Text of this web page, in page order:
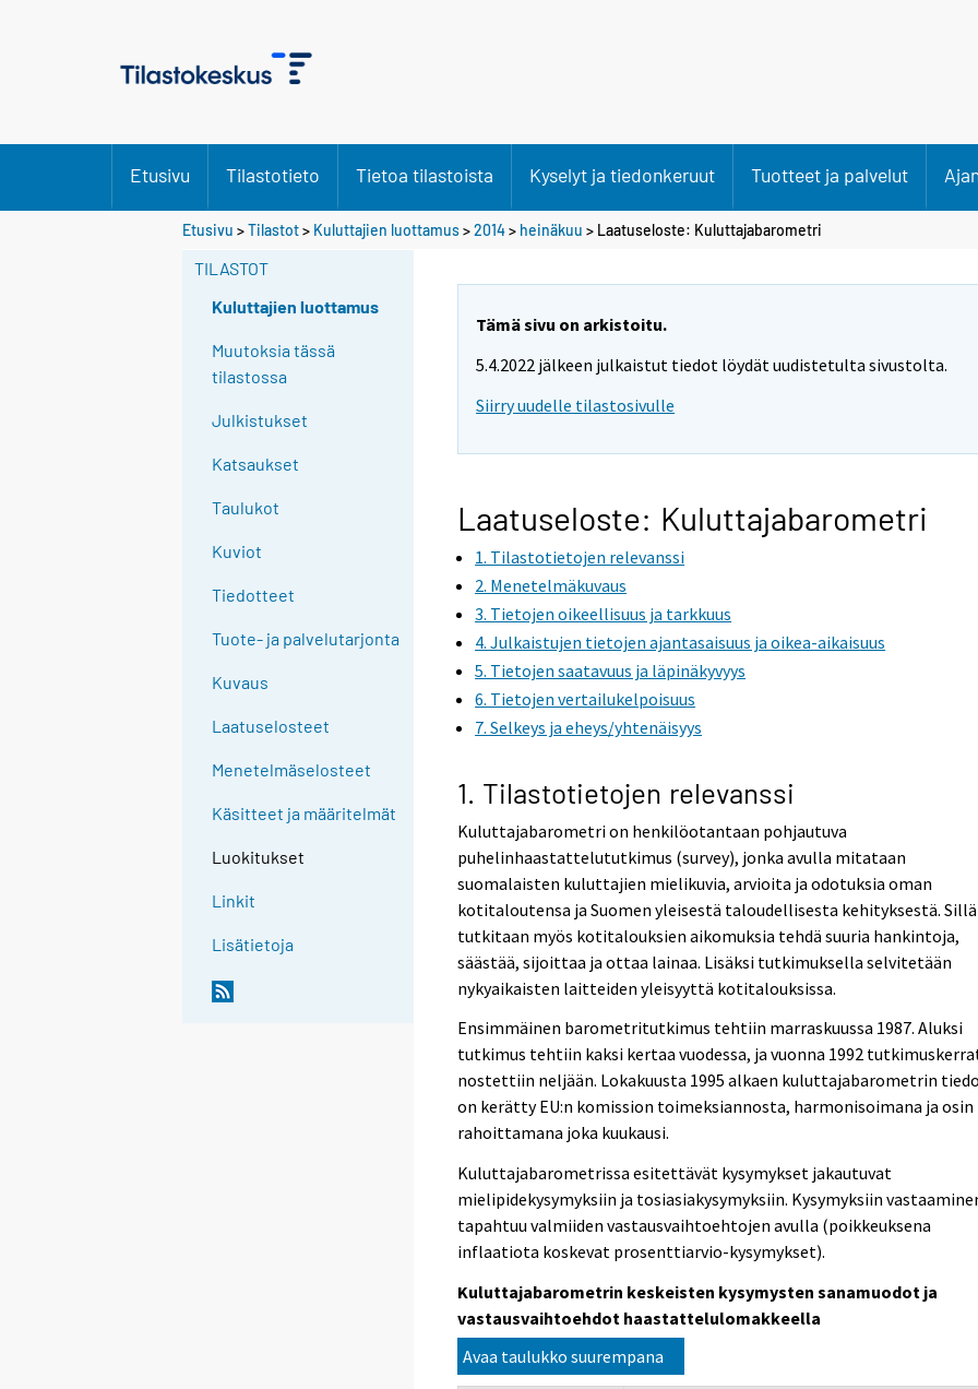
Etusivu Tilastotieto Tietoa tilastoista Kyselyt ja tiedonkeruut Tuotteet ja palvelut
Etusivu >Tilastot> Kuluttajien luottamus>2014> heinäkuu > Laatuseloste: Kuluttajabarometri
TILASTOT
Kuluttajien luottamus
Muutoksia tässä
tilastossa
Julkistukset
Katsaukset
Taulukot
Kuviot
Tiedotteet
Tuote- ja palvelutarjonta
Kuvaus
Laatuselosteet
Menetelmäselosteet
Käsitteet ja määritelmät
Luokitukset
Linkit
Lisätietoja
Tämä sivu on arkistoitu.
5.4.2022 jälkeen julkaistut tiedot löydät uudistetulta sivustolta.
Siirry uudelle tilastosivulle
Laatuseloste: Kuluttajabarometri
1. Tilastotietojen relevanssi
2. Menetelmäkuvaus
3. Tietojen oikeellisuus ja tarkkuus
4. Julkaistujen tietojen ajantasaisuus ja oikea-aikaisuus
5. Tietojen saatavuus ja läpinäkyvyys
6. Tietojen vertailukelpoisuus
7. Selkeys ja eheys/yhtenäisyys
1. Tilastotietojen relevanssi
Kuluttajabarometri on henkilöotantaan pohjautuva
puhelinhaastattelututkimus (survey), jonka avulla mitataan
suomalaisten kuluttajien mielikuvia, arvioita ja odotuksia oman
kotitaloutensa ja Suomen yleisestä taloudellisesta kehityksestä. Sillä
tutkitaan myös kotitalouksien aikomuksia tehdä suuria hankintoja,
säästää, sijoittaa ja ottaa lainaa. Lisäksi tutkimuksella selvitetään
nykyaikaisten laitteiden yleisyyttä kotitalouksissa.
Ensimmäinen barometritutkimus tehtiin marraskuussa 1987. Aluksi
tutkimus tehtiin kaksi kertaa vuodessa, ja vuonna 1992
nostettiin neljään. Lokakuusta 1995 alkaen kuluttajabarometrin
on kerätty EU:n komission toimeksiannosta, harmonisoimana ja osin
rahoittamana joka kuukausi.
Kuluttajabarometrissa esitettävät kysymykset jakautuvat
mielipidekysymyksiin ja tosiasiakysymyksiin. Kysymyksiin
tapahtuu valmiiden vastausvaihtoehtojen avulla (poikkeuksena
inflaatiota koskevat prosenttiarvio-kysymykset).
Kuluttajabarometrin keskeisten kysymysten sanamuodot ja
vastausvaihtoehdot haastattelulomakkeella
Avaa taulukko suurempana
Y